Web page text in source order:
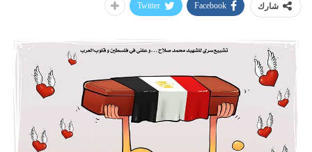
شارك Facebook
Twitter